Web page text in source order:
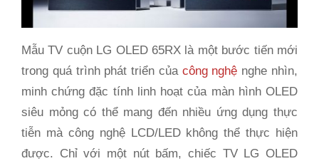
Mẫu TV cuộn LG OLED 65RX là một bước tiến mới
trong quá trình phát triển củacông nghệ nghe nhìn,
minh chứng đặc tính linh hoạt của màn hình OLED
siêu mỏng có thể mang đến nhiều ứng dụng thực
tiễn mà công nghệ LCD/LED không thể thực hiện
được. Chỉ với một nút bấm, chiếc TV LG OLED